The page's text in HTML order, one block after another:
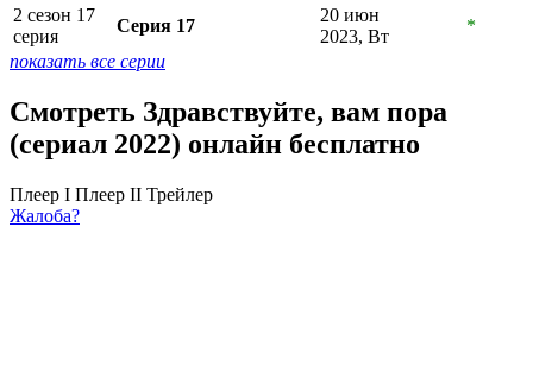
2 сезон 17
серия
Серия 17
20 июн
2023, Вт
*
показать все серии
Смотреть Здравствуйте, вам пора
(сериал 2022) онлайн бесплатно
Плеер I Плеер II Трейлер
Жалоба?